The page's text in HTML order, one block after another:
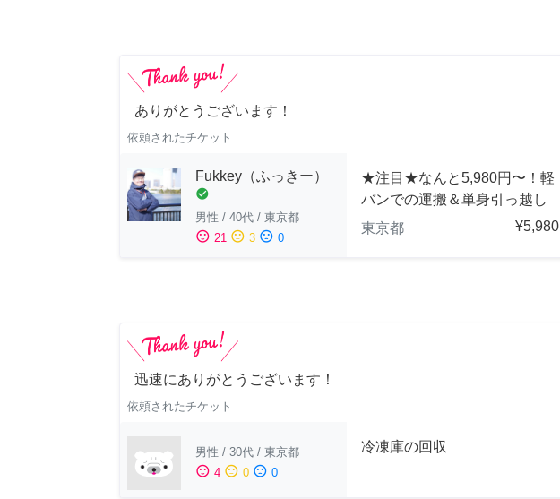
ありがとうございます！
依頼されたチケット
Fukkey（ふっきー）
check_circle
男性 / 40代 / 東京都
sentiment_satisfied 21 sentiment_neutral 3 sentiment_dissatisfied 0
★注目★なんと5,980円〜！軽
バンでの運搬＆単身引っ越し
東京都
¥5,980
迅速にありがとうございます！
依頼されたチケット
男性 / 30代 / 東京都
sentiment_satisfied 4 sentiment_neutral 0 sentiment_dissatisfied 0
冷凍庫の回収